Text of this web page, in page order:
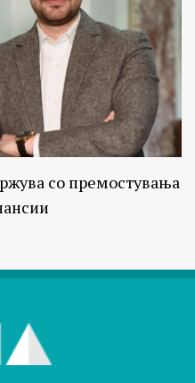
со премостувања